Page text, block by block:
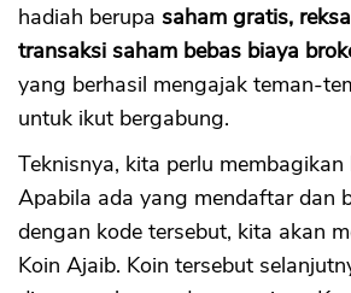
hadiah berupa saham gratis,
transaksi saham bebas biaya
yang berhasil mengajak teman-
untuk ikut bergabung.
Teknisnya, kita perlu membagikan
Apabila ada yang mendaftar dan
dengan kode tersebut, kita akan
Koin Ajaib. Koin tersebut